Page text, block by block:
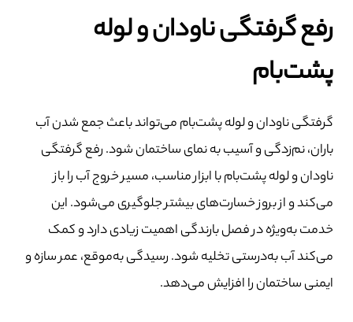
رفع گرفتگی ناودان و لوله
پشت‌بام
گرفتگی ناودان و لوله پشت‌بام می‌تواند باعث جمع شدن آب
باران، نم‌زدگی و آسیب به نمای ساختمان شود. رفع گرفتگی
ناودان و لوله پشت‌بام با ابزار مناسب، مسیر خروج آب را باز
می‌کند و از بروز خسارت‌های بیشتر جلوگیری می‌شود. این
خدمت به‌ویژه در فصل بارندگی اهمیت زیادی دارد و کمک
می‌کند آب به‌درستی تخلیه شود. رسیدگی به‌موقع، عمر سازه و
ایمنی ساختمان را افزایش می‌دهد.